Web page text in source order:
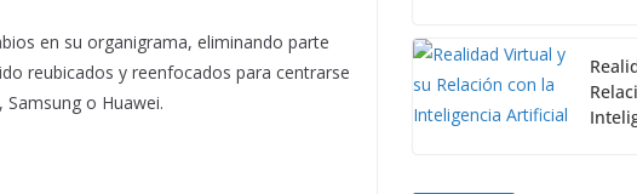
en su organigrama, eliminando parte
reubicados y reenfocados para centrarse
o Huawei.